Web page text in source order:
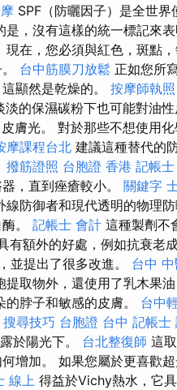
SPF（防曬因子）是全世界
是，沒有這樣的統一標記來
在，您必須與紅色，斑點
台中筋膜刀放鬆 正如您所
顯然是乾燥的。 按摩師執照
的保濕碳粉下也可能對油性
膚光。 對於那些不想使用
摩課程台北 建議這種替代的
撥筋證照 台胞證 香港 記帳
，直到痤瘡較小。 關鍵字
線防御者和現代透明的物理
。 記帳士 會計 這種製劑不
有額外的好處，例如抗衰老
並提出了很多改進。 台中
取物外，還使用了乳木果
脖子和敏感的皮膚。 台中
尋技巧 台胞證 台中 記帳士
於陽光下。 台北整復師 這
增加。 如果您屬於更喜歡
線上 得益於Vichy熱水，它